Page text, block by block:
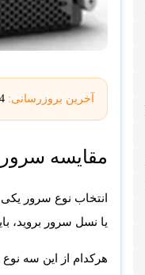
آخرین بروزرسانی: 24
مقایسه سرور Rack، Blade و Tower | کدام نوع سرور برای کسب‌وکار شما بهتر است؟
یا نسل سرور بروید،
هرکدام از این سه